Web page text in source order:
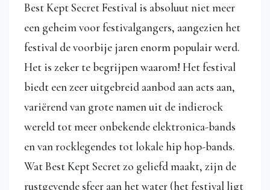
Best Kept Secret Festival is absoluut niet meer
een geheim voor festivalgangers, aangezien het
festival de voorbije jaren enorm populair werd.
Het is zeker te begrijpen waarom! Het festival
biedt een zeer uitgebreid aanbod aan acts aan,
variërend van grote namen uit de indierock
wereld tot meer onbekende elektronica-bands
en van rocklegendes tot lokale hip hop-bands.
Wat Best Kept Secret zo geliefd maakt, zijn de
rustgevende sfeer aan het water (het festival ligt